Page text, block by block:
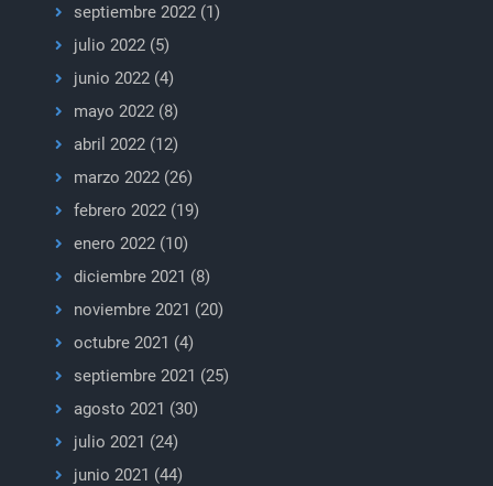
septiembre 2022(1)
julio 2022(5)
junio 2022(4)
mayo 2022(8)
abril 2022(12)
marzo 2022(26)
febrero 2022(19)
enero 2022(10)
diciembre 2021 (8)
noviembre 2021 (20)
octubre 2021 (4)
septiembre 2021 (25)
agosto 2021 (30)
julio 2021 (24)
junio 2021 (44)